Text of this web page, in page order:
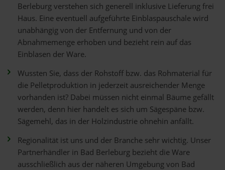
Berleburg verstehen sich generell inklusive Lieferung frei
Haus. Eine eventuell aufgeführte Einblaspauschale wird
unabhängig von der Entfernung und von der
Abnahmemenge erhoben und bezieht rein auf das
Einblasen der Ware.
Wussten Sie, dass der Rohstoff bzw. das Rohmaterial für
die Pelletproduktion in jederzeit ausreichender Menge
vorhanden ist? Dabei müssen nicht einmal Bäume gefällt
werden, denn hier handelt es sich um Sägespäne bzw.
Sägemehl, das in der Holzindustrie ohnehin anfällt.
Regionalität ist uns und der Branche sehr wichtig. Unser
Partnerhändler in Bad Berleburg bezieht die Ware
ausschließlich aus der näheren Umgebung von Bad